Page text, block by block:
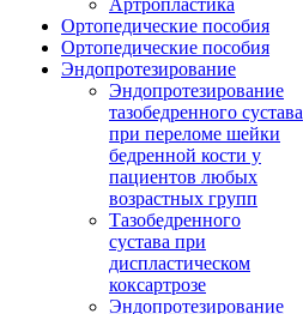
Артропластика
Ортопедические пособия
Ортопедические пособия
Эндопротезирование
Эндопротезирование
тазобедренного сустава
при переломе шейки
бедренной кости у
пациентов любых
возрастных групп
Тазобедренного
сустава при
диспластическом
коксартрозе
Эндопротезирование